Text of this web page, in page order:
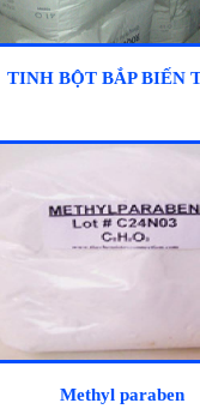
TINH BỘT BẮP BIẾN
Methyl paraben